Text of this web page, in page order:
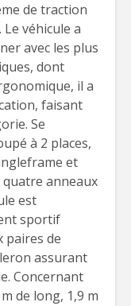
de traction
véhicule a
avec les plus
dont
il a
faisant
Se
à 2 places,
et
anneaux
est
sportif
paires de
assurant
Concernant
de long, 1,9 m